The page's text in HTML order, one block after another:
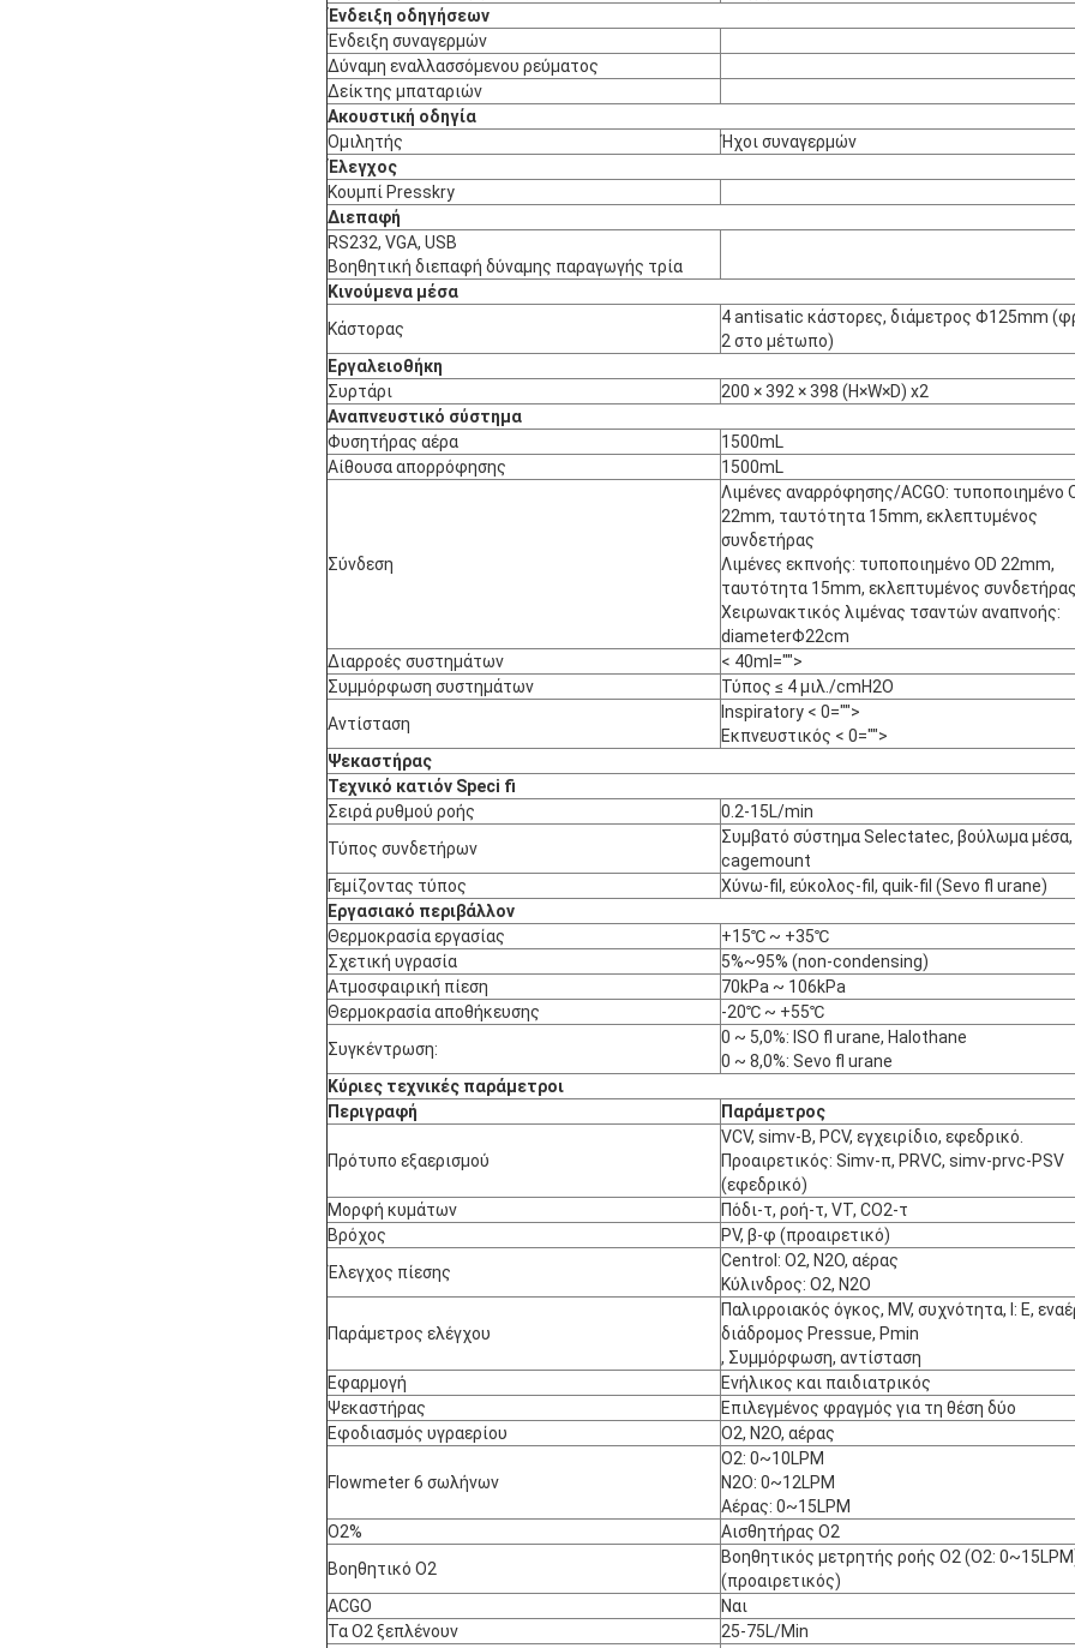
Ένδειξη οδηγήσεων
Ένδειξη συναγερμών
Δύναμη εναλλασσόμενου ρεύματος
Δείκτης μπαταριών
Ακουστική οδηγία
Ομιλητής
Ήχοι συναγερμών
Έλεγχος
Κουμπί Presskry
Διεπαφή
RS232, VGA, USB
Βοηθητική διεπαφή δύναμης παραγωγής τρία
Κινούμενα μέσα
Κάστορας
4 antisatic κάστορες, διάμετρος Φ125mm
2 στο μέτωπο)
Εργαλειοθήκη
Συρτάρι
200 × 392 × 398 (H×W×D) x2
Αναπνευστικό σύστημα
Φυσητήρας αέρα
1500mL
Αίθουσα απορρόφησης
1500mL
Σύνδεση
Λιμένες αναρρόφησης/ACGO: τυποποιημένο
22mm, ταυτότητα 15mm, εκλεπτυμένος
συνδετήρας
Λιμένες εκπνοής: τυποποιημένο OD 22mm,
ταυτότητα 15mm, εκλεπτυμένος συνδετήρας.
Χειρωνακτικός λιμένας τσαντών αναπνοής:
diameterΦ22cm
Διαρροές συστημάτων
< 40ml="">
Συμμόρφωση συστημάτων
Τύπος ≤ 4 μιλ./cmH2O
Αντίσταση
Inspiratory < 0="">
Εκπνευστικός < 0="">
Ψεκαστήρας
Τεχνικό κατιόν Speci ﬁ
Σειρά ρυθμού ροής
0.2-15L/min
Τύπος συνδετήρων
Συμβατό σύστημα Selectatec, βούλωμα μέσα,
cagemount
Γεμίζοντας τύπος
Χύνω-ﬁl, εύκολος-ﬁl, quik-ﬁl (Sevo ﬂ urane)
Εργασιακό περιβάλλον
Θερμοκρασία εργασίας
+15℃ ~ +35℃
Σχετική υγρασία
5%~95% (non-condensing)
Ατμοσφαιρική πίεση
70kPa ~ 106kPa
Θερμοκρασία αποθήκευσης
-20℃ ~ +55℃
Συγκέντρωση:
0 ~ 5,0%: ISO ﬂ urane, Halothane
0 ~ 8,0%: Sevo ﬂ urane
Κύριες τεχνικές παράμετροι
Περιγραφή
Παράμετρος
Πρότυπο εξαερισμού
VCV, simv-Β, PCV, εγχειρίδιο, εφεδρικό.
Προαιρετικός: Simv-π, PRVC, simv-prvc-PSV
(εφεδρικό)
Μορφή κυμάτων
Πόδι-τ, ροή-τ, VT, CO2-τ
Βρόχος
PV, β-φ (προαιρετικό)
Έλεγχος πίεσης
Centrol: Ο2, Ν2Ο, αέρας
Κύλινδρος: Ο2, Ν2Ο
Παράμετρος ελέγχου
Παλιρροιακός όγκος, MV, συχνότητα, Ι: Ε,
διάδρομος Pressue, Pmin
, Συμμόρφωση, αντίσταση
Εφαρμογή
Ενήλικος και παιδιατρικός
Ψεκαστήρας
Επιλεγμένος φραγμός για τη θέση δύο
Εφοδιασμός υγραερίου
Ο2, Ν2Ο, αέρας
Flowmeter 6 σωλήνων
Ο2: 0~10LPM
Ν2Ο: 0~12LPM
Αέρας: 0~15LPM
O2%
Αισθητήρας Ο2
Βοηθητικό Ο2
Βοηθητικός μετρητής ροής Ο2 (Ο2:
(προαιρετικός)
ACGO
Ναι
Τα Ο2 ξεπλένουν
25-75L/Min